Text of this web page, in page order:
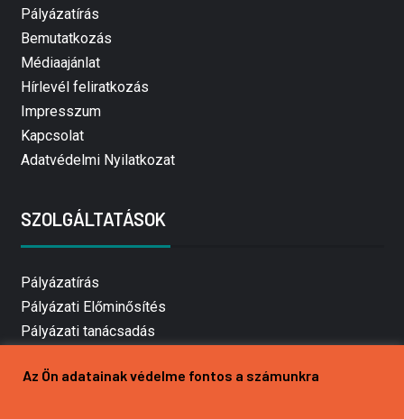
Pályázatírás
Bemutatkozás
Médiaajánlat
Hírlevél feliratkozás
Impresszum
Kapcsolat
Adatvédelmi Nyilatkozat
SZOLGÁLTATÁSOK
Pályázatírás
Pályázati Előminősítés
Pályázati tanácsadás
Mezőgazdasági pályázatírás
Az Ön adatainak védelme fontos a számunkra